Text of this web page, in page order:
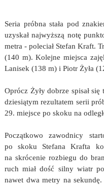
Seria próbna stała pod
uzyskał najwyższą notę
metra - poleciał Stefan Kraft.
(140 m). Kolejne miejsca
Lanisek (138 m) i Piotr Żyła
Oprócz Żyły dobrze spisał
dziesiątym rezultatem serii
29. miejsce po skoku na
Początkowo zawodnicy
po skoku Stefana Krafta
na skrócenie rozbiegu do
ruch miał dość silny wiatr
nawet dwa metry na